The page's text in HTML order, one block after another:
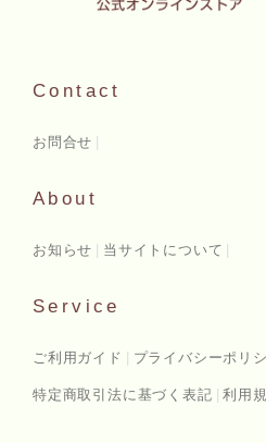
Contact
お問合せ
About
お知らせ 当サイトについて
Service
ご利用ガイド プライバシーポリ
特定商取引法に基づく表記 利用